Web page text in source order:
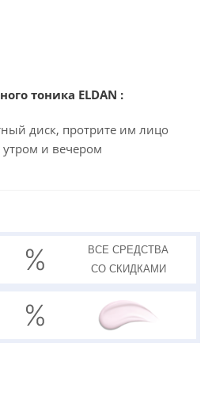
тоника ELDAN :
диск, протрите им лицо
и вечером
ВСЕ СРЕДСТВА
СО СКИДКАМИ